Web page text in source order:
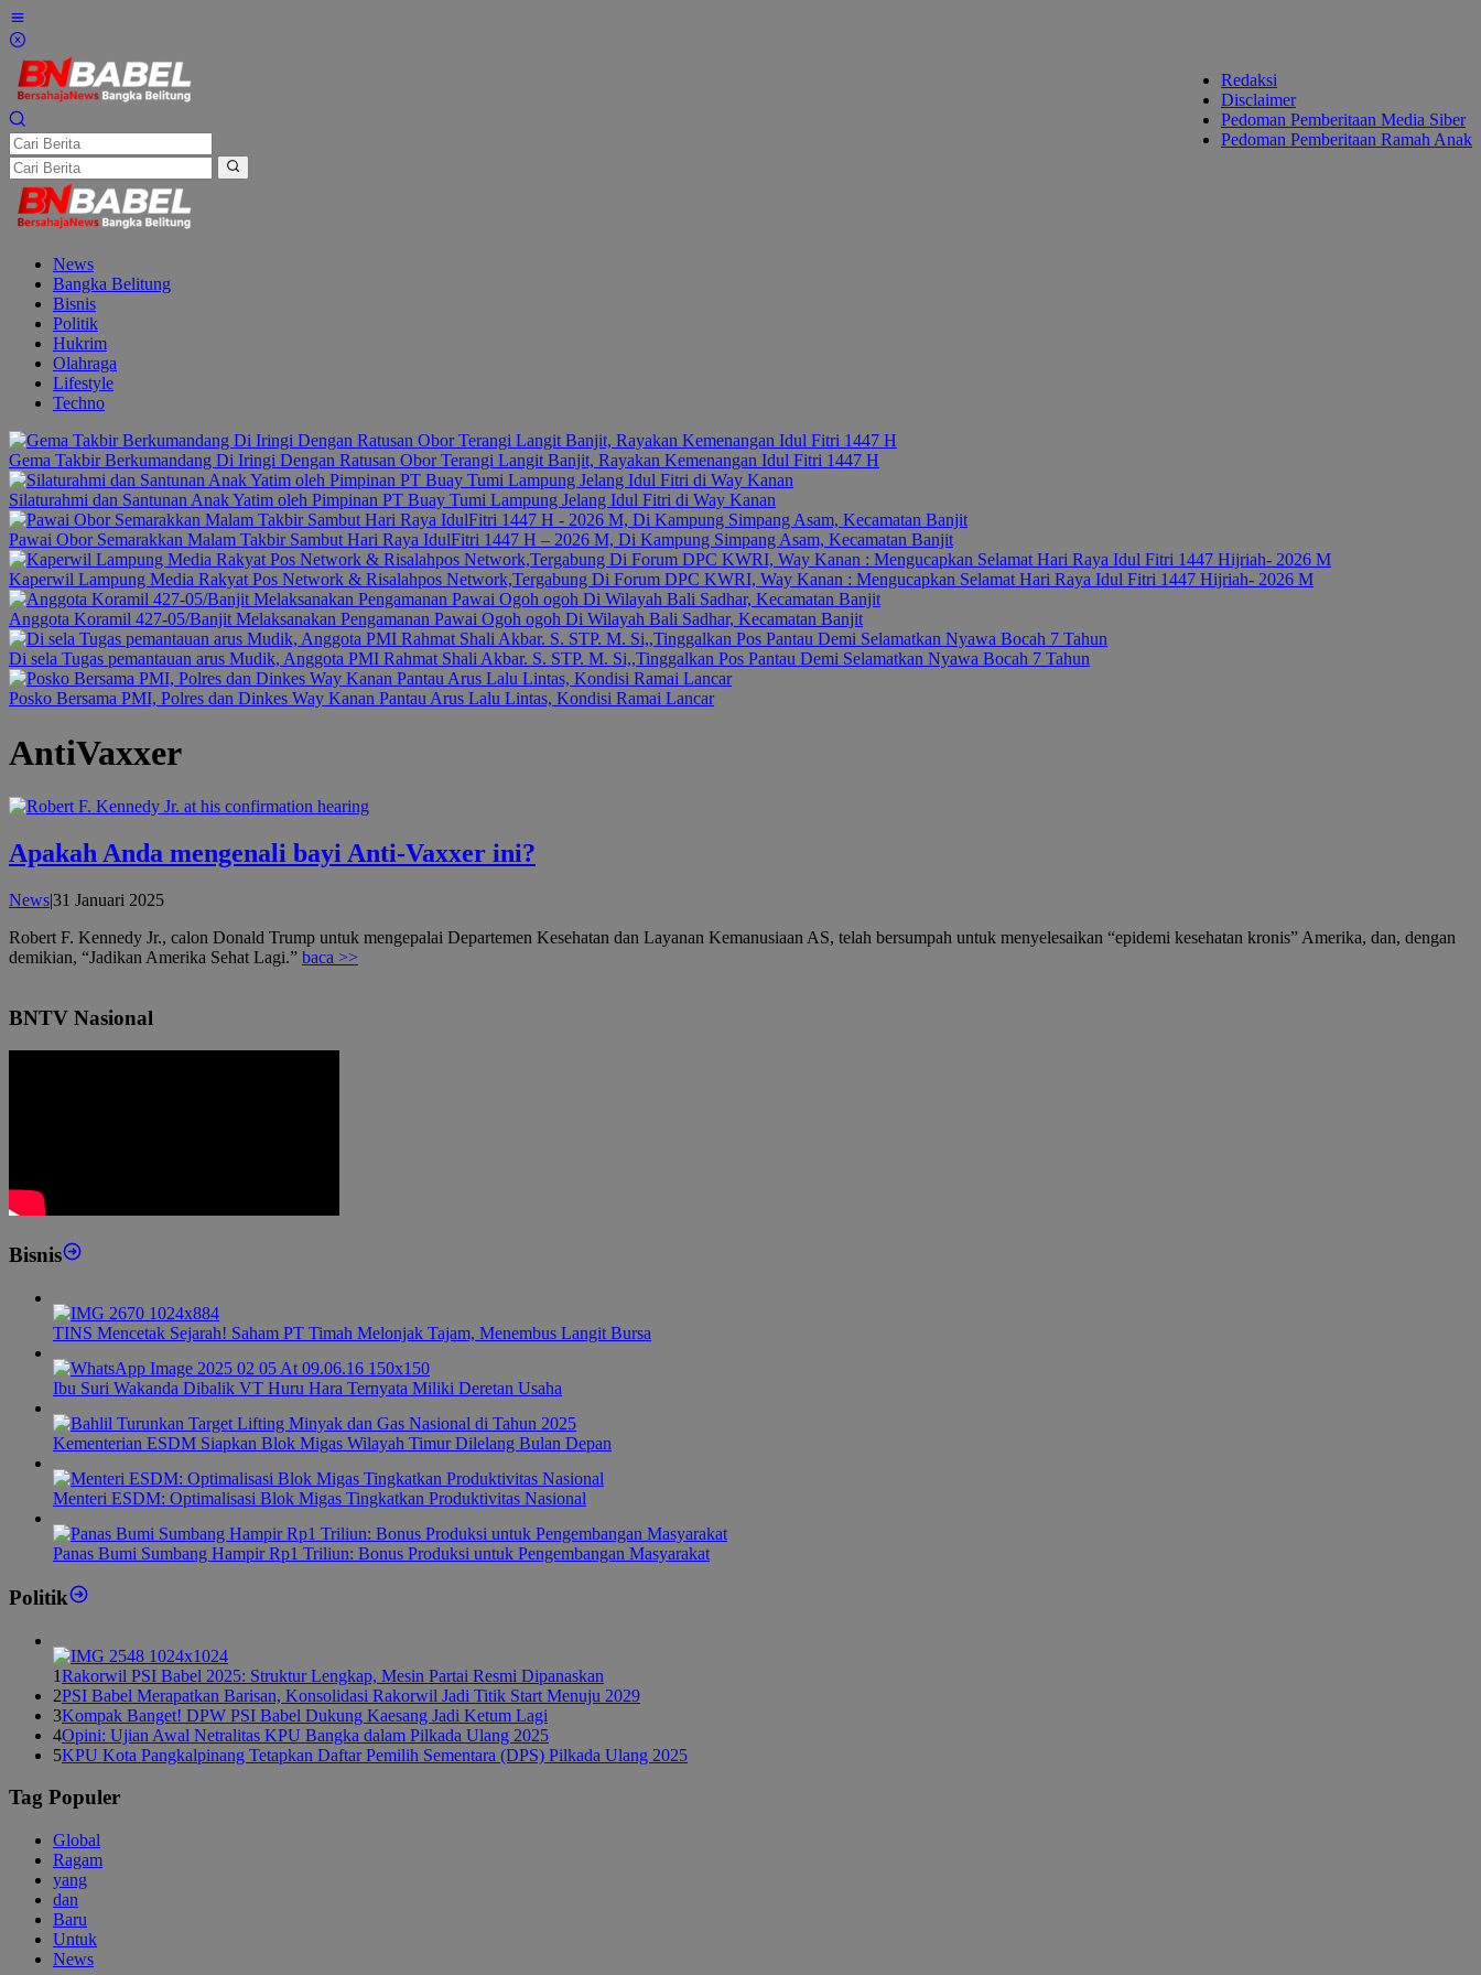
Lewati
ke
konten
Redaksi
Disclaimer
Pedoman Pemberitaan Media Siber
Pedoman Pemberitaan Ramah Anak
News
Bangka Belitung
Bisnis
Politik
Hukrim
Olahraga
Lifestyle
Techno
Gema Takbir Berkumandang Di Iringi Dengan Ratusan Obor Terangi Langit Banjit, Rayakan Kemenangan Idul Fitri 1447 H
Silaturahmi dan Santunan Anak Yatim oleh Pimpinan PT Buay Tumi Lampung Jelang Idul Fitri di Way Kanan
Pawai Obor Semarakkan Malam Takbir Sambut Hari Raya IdulFitri 1447 H – 2026 M, Di Kampung Simpang Asam, Kecamatan Banjit
Kaperwil Lampung Media Rakyat Pos Network & Risalahpos Network,Tergabung Di Forum DPC KWRI, Way Kanan : Mengucapkan Selamat Hari Raya Idul Fitri 1447 Hijriah- 2026 M
Anggota Koramil 427-05/Banjit Melaksanakan Pengamanan Pawai Ogoh ogoh Di Wilayah Bali Sadhar, Kecamatan Banjit
Di sela Tugas pemantauan arus Mudik, Anggota PMI Rahmat Shali Akbar. S. STP. M. Si,,Tinggalkan Pos Pantau Demi Selamatkan Nyawa Bocah 7 Tahun
Posko Bersama PMI, Polres dan Dinkes Way Kanan Pantau Arus Lalu Lintas, Kondisi Ramai Lancar
AntiVaxxer
Apakah Anda mengenali bayi Anti-Vaxxer ini?
News|31 Januari 2025oleh
Robert F. Kennedy Jr., calon Donald Trump untuk mengepalai Departemen Kesehatan dan Layanan Kemanusiaan AS, telah bersumpah untuk menyelesaikan “epidemi kesehatan kronis” Amerika, dan, dengan
demikian, “Jadikan Amerika Sehat Lagi.” baca >>
BNTV Nasional
Bisnis
TINS Mencetak Sejarah! Saham PT Timah Melonjak Tajam, Menembus Langit Bursa
Ibu Suri Wakanda Dibalik VT Huru Hara Ternyata Miliki Deretan Usaha
Kementerian ESDM Siapkan Blok Migas Wilayah Timur Dilelang Bulan Depan
Menteri ESDM: Optimalisasi Blok Migas Tingkatkan Produktivitas Nasional
Panas Bumi Sumbang Hampir Rp1 Triliun: Bonus Produksi untuk Pengembangan Masyarakat
Politik
1Rakorwil PSI Babel 2025: Struktur Lengkap, Mesin Partai Resmi Dipanaskan
2PSI Babel Merapatkan Barisan, Konsolidasi Rakorwil Jadi Titik Start Menuju 2029
3Kompak Banget! DPW PSI Babel Dukung Kaesang Jadi Ketum Lagi
4Opini: Ujian Awal Netralitas KPU Bangka dalam Pilkada Ulang 2025
5KPU Kota Pangkalpinang Tetapkan Daftar Pemilih Sementara (DPS) Pilkada Ulang 2025
Tag Populer
Global
Ragam
yang
dan
Baru
Untuk
News